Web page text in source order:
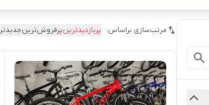
مرتب‌سازی براساس: پربازدیدترینپرفروش‌ترین